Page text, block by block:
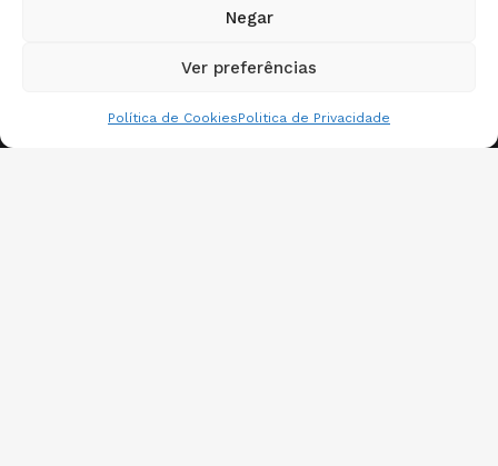
Negar
Ver preferências
Política de CookiesPolitica de Privacidade
Conteúdos